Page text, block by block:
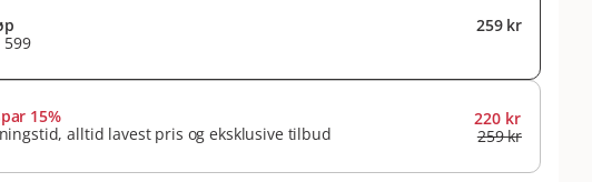
259 kr
15%
alltid lavest pris og eksklusive tilbud
220 kr
259 kr